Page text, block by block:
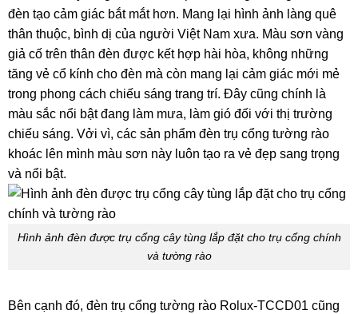
đèn tạo cảm giác bắt mắt hơn. Mang lại hình ảnh làng quê
thân thuộc, bình dị của người Việt Nam xưa. Màu sơn vàng
giả cố trên thân đèn được kết hợp hài hòa, không những
tăng vẻ cổ kính cho đèn mà còn mang lại cảm giác mới mẻ
trong phong cách chiếu sáng trang trí. Đây cũng chính là
màu sắc nổi bật đang làm mưa, làm gió đối với thị trường
chiếu sáng. Vởi vì, các sản phẩm đèn trụ cổng tường rào
khoác lên mình màu sơn này luôn tạo ra vẻ đẹp sang trọng
và nổi bật.
Hình ảnh đèn được trụ cổng cây tùng lắp đặt cho trụ cổng chính
và tường rào
Bên cạnh đó, đèn trụ cổng tường rào Rolux-TCCD01 cũng